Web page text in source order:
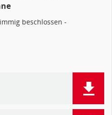
beschlossen -